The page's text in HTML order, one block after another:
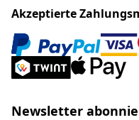
Akzeptierte
Newsletter